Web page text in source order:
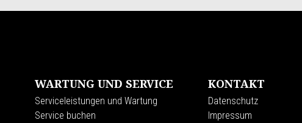
WARTUNG UND SERVICE
Serviceleistungen und Wartung
Service buchen
KONTAKT
Datenschutz
Impressum